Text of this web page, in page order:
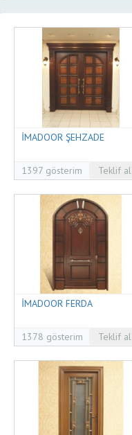
İMADOOR ŞEHZADE
1397 gösterim Teklif al
İMADOOR FERDA
1378 gösterim Teklif al